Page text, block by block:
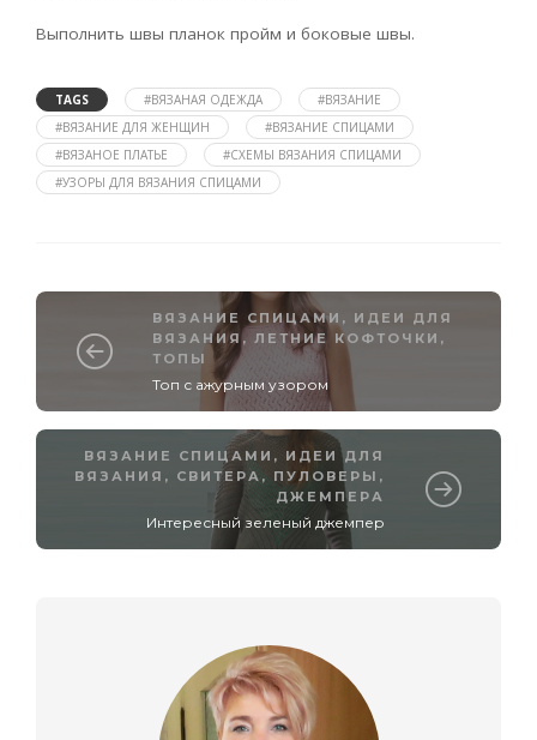
Выполнить швы планок пройм и боковые швы.
TAGS #ВЯЗАНАЯ ОДЕЖДА
#ВЯЗАНИЕ
#ВЯЗАНИЕ ДЛЯ ЖЕНЩИН
#ВЯЗАНИЕ СПИЦАМИ
#ВЯЗАНОЕ ПЛАТЬЕ
#СХЕМЫ ВЯЗАНИЯ СПИЦАМИ
#УЗОРЫ ДЛЯ ВЯЗАНИЯ СПИЦАМИ
ВЯЗАНИЕ СПИЦАМИ , ИДЕИ ДЛЯ
ВЯЗАНИЯ , ЛЕТНИЕ КОФТОЧКИ,
ТОПЫ
Топ с ажурным узором
ВЯЗАНИЕ СПИЦАМИ , ИДЕИ ДЛЯ
ВЯЗАНИЯ , СВИТЕРА, ПУЛОВЕРЫ,
ДЖЕМПЕРА
Интересный зеленый джемпер